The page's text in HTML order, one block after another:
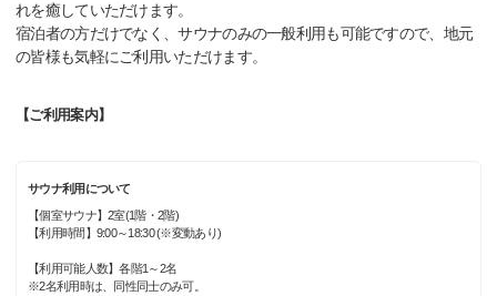
れを癒していただけます。
宿泊者の方だけでなく、サウナのみの一般利用も可能ですので、地元
の皆様も気軽にご利用いただけます。
【ご利用案内】
サウナ利用について
【個室サウナ】2室(1階・2階)
【利用時間】9:00～18:30 (※変動あり)
【利用可能人数】各階1～2名
※2名利用時は、同性同士のみ可。